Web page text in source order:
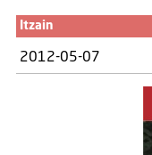
Itzain
2012-05-07